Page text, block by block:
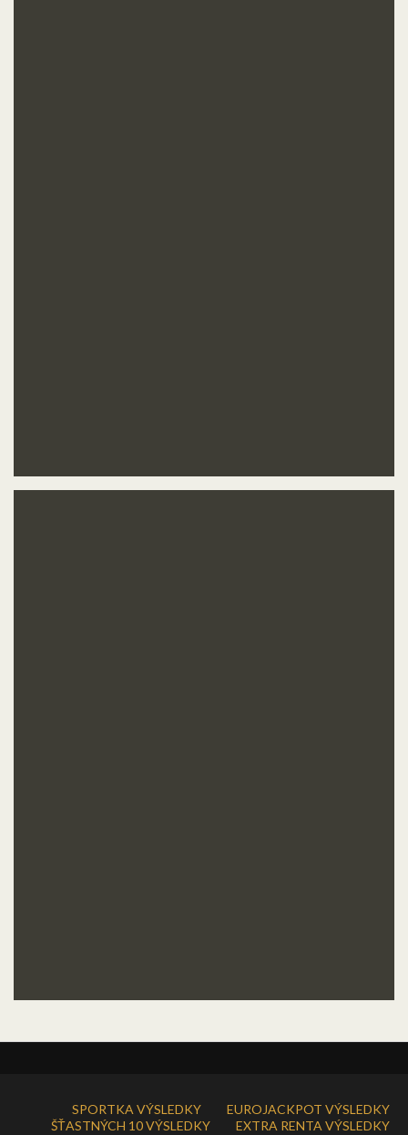
SPORTKA VÝSLEDKY
EUROJACKPOT VÝSLEDKY
ŠŤASTNÝCH 10 VÝSLEDKY
EXTRA RENTA VÝSLEDKY